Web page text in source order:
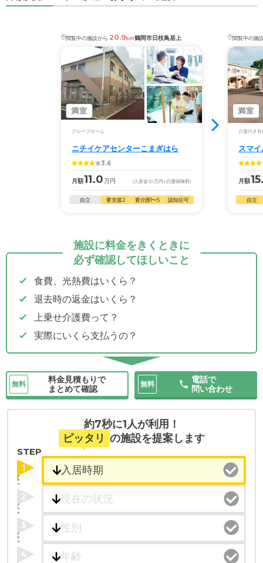
閲覧中の施設から 20.9km鶴岡市日枝鳥居上
満室
グループホーム
ニチイケアセンターこまぎはら
3.6
月額11.0万円 (入居金10万円 +介護保険料)
自立 要支援2 要介護1〜5 認知症可
閲覧中の施
満室
介護付き有
スマ
月額
自立
施設に料金をきくときに
必ず確認してほしいこと
食費、光熱費はいくら？
退去時の返金はいくら？
上乗せ介護費って？
実際にいくら支払うの？
無料
料金見積もりで
まとめて確認
無料
電話で
問い合わせ
約7秒に1人が利用！
ピッタリ の施設を提案します
STEP
1
2
3
4